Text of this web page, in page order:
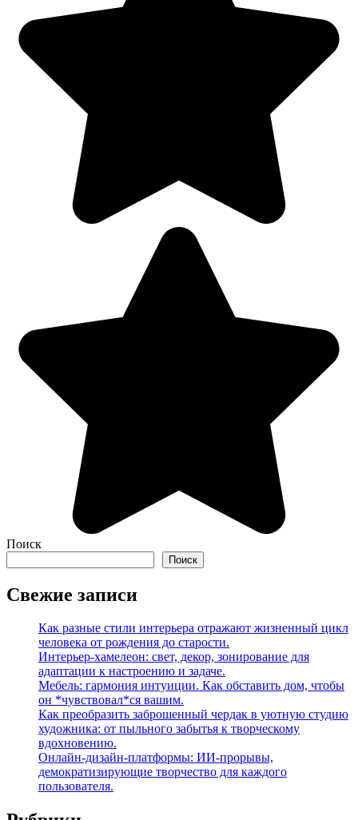
Поиск
Поиск
Свежие записи
Как разные стили интерьера отражают жизненный цикл
человека от рождения до старости.
Интерьер-хамелеон: свет, декор, зонирование для
адаптации к настроению и задаче.
Мебель: гармония интуиции. Как обставить дом, чтобы
он *чувствовал*ся вашим.
Как преобразить заброшенный чердак в уютную студию
художника: от пыльного забытья к творческому
вдохновению.
Онлайн-дизайн-платформы: ИИ-прорывы,
демократизирующие творчество для каждого
пользователя.